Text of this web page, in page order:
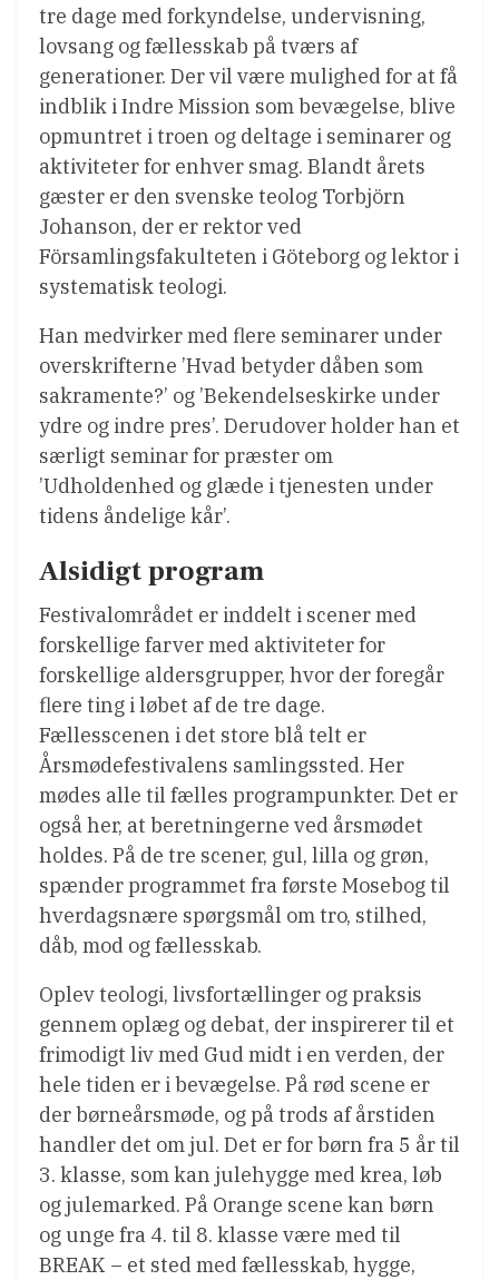
tre dage med forkyndelse, undervisning,
lovsang og fællesskab på tværs af
generationer. Der vil være mulighed for at få
indblik i Indre Mission som bevægelse, blive
opmuntret i troen og deltage i seminarer og
aktiviteter for enhver smag. Blandt årets
gæster er den svenske teolog Torbjörn
Johanson, der er rektor ved
Församlingsfakulteten i Göteborg og lektor i
systematisk teologi.
Han medvirker med flere seminarer under
overskrifterne ’Hvad betyder dåben som
sakramente?’ og ’Bekendelseskirke under
ydre og indre pres’. Derudover holder han et
særligt seminar for præster om
’Udholdenhed og glæde i tjenesten under
tidens åndelige kår’.
Alsidigt program
Festivalområdet er inddelt i scener med
forskellige farver med aktiviteter for
forskellige aldersgrupper, hvor der foregår
flere ting i løbet af de tre dage.
Fællesscenen i det store blå telt er
Årsmødefestivalens samlingssted. Her
mødes alle til fælles programpunkter. Det er
også her, at beretningerne ved årsmødet
holdes. På de tre scener, gul, lilla og grøn,
spænder programmet fra første Mosebog til
hverdagsnære spørgsmål om tro, stilhed,
dåb, mod og fællesskab.
Oplev teologi, livsfortællinger og praksis
gennem oplæg og debat, der inspirerer til et
frimodigt liv med Gud midt i en verden, der
hele tiden er i bevægelse. På rød scene er
der børneårsmøde, og på trods af årstiden
handler det om jul. Det er for børn fra 5 år til
3. klasse, som kan julehygge med krea, løb
og julemarked. På Orange scene kan børn
og unge fra 4. til 8. klasse være med til
BREAK – et sted med fællesskab, hygge,